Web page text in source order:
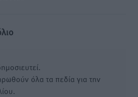
όλα τα πεδία για την